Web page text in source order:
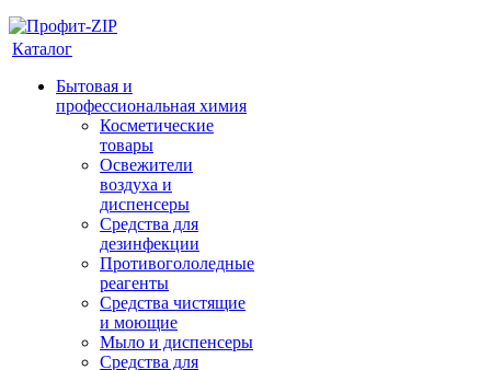
Каталог
Бытовая и
профессиональная химия
Косметические
товары
Освежители
воздуха и
диспенсеры
Средства для
дезинфекции
Противогололедные
реагенты
Средства чистящие
и моющие
Мыло и диспенсеры
Средства для